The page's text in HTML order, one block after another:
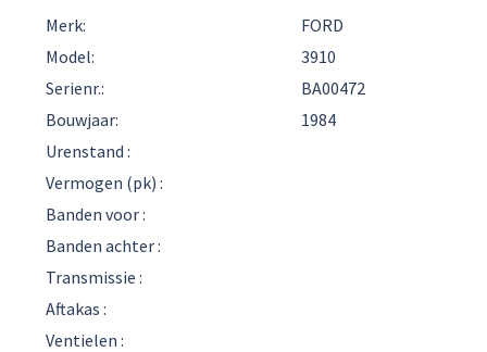
Merk:
FORD
Model:
3910
Serienr.:
BA00472
Bouwjaar:
1984
Urenstand :
Vermogen (pk) :
Banden voor :
Banden achter :
Transmissie :
Aftakas :
Ventielen :